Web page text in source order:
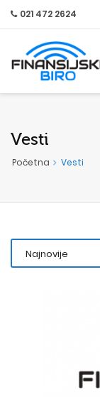
021 472 2624
Vesti
Početna Vesti